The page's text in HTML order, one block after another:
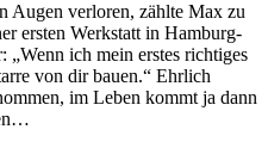
Augen verloren, zählte Max zu
ersten Werkstatt in Hamburg-
„Wenn ich mein erstes richtiges
von dir bauen.“ Ehrlich
im Leben kommt ja dann